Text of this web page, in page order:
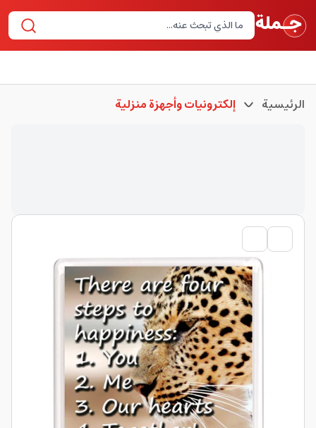
الرئيسية إلكترونيات وأجهزة منزلية